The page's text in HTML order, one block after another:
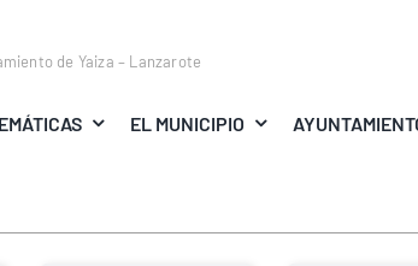
de Yaiza – Lanzarote
EL MUNICIPIO